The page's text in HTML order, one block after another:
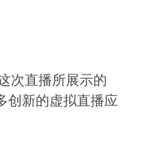
次直播所展示的
创新的虚拟直播应